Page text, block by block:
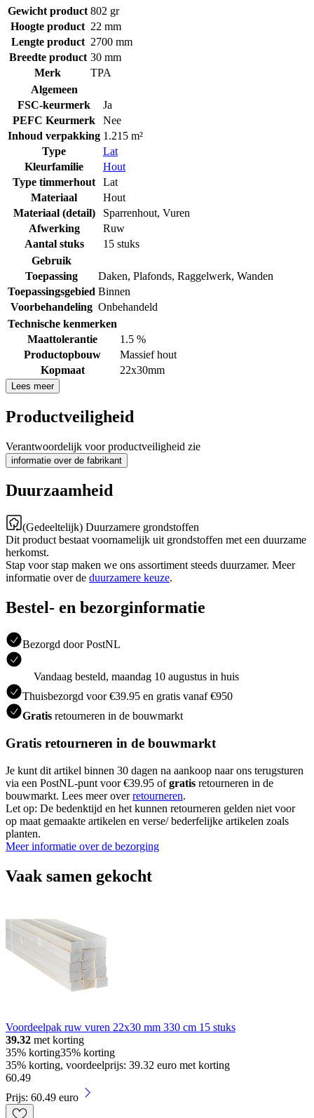
Gewicht product 802 gr
Hoogte product 22 mm
Lengte product 2700 mm
Breedte product 30 mm
Merk
TPA
Algemeen
FSC-keurmerk
Ja
PEFC Keurmerk
Nee
Inhoud verpakking 1.215 m²
Type
Lat
Kleurfamilie
Hout
Type timmerhout
Lat
Materiaal
Hout
Materiaal (detail)
Sparrenhout, Vuren
Afwerking
Ruw
Aantal stuks
15 stuks
Gebruik
Toepassing
Daken, Plafonds, Raggelwerk, Wanden
Toepassingsgebied Binnen
Voorbehandeling Onbehandeld
Technische kenmerken
Maattolerantie
1.5 %
Productopbouw
Massief hout
Kopmaat
22x30mm
Lees meer
Productveiligheid
Verantwoordelijk voor productveiligheid zie
informatie over de fabrikant
Duurzaamheid
(Gedeeltelijk) Duurzamere grondstoffen
Dit product bestaat voornamelijk uit grondstoffen met een duurzame
herkomst.
Stap voor stap maken we ons assortiment steeds duurzamer. Meer
informatie over de duurzamere keuze.
Bestel- en bezorginformatie
Bezorgd door PostNL
Vandaag besteld, maandag 10 augustus in huis
Thuisbezorgd voor €39.95 en gratis vanaf €950
Gratis retourneren in de bouwmarkt
Gratis retourneren in de bouwmarkt
Je kunt dit artikel binnen 30 dagen na aankoop naar ons terugsturen
via een PostNL-punt voor €39.95 ofgratis retourneren in de
bouwmarkt. Lees meer overretourneren.
Let op: De bedenktijd en het kunnen retourneren gelden niet voor
op maat gemaakte artikelen en verse/ bederfelijke artikelen zoals
planten.
Meer informatie over de bezorging
Vaak samen gekocht
Voordeelpak ruw vuren 22x30 mm 330 cm 15 stuks
39.32 met korting
35% korting35% korting
35% korting, voordeelprijs: 39.32 euro met korting
60.49
Prijs: 60.49 euro